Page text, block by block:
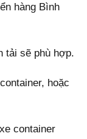
hàng Bình
tải sẽ phù hợp.
hoặc
container